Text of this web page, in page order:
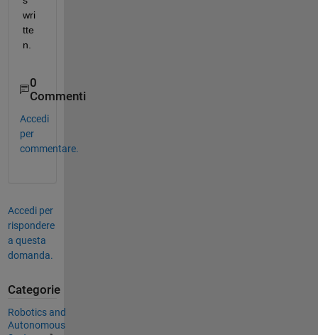
wri
tte
n.
0
Commenti
Accedi
per
commentare.
Accedi per
rispondere
a questa
domanda.
Categorie
Robotics and
Autonomous